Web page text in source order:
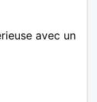
avec un